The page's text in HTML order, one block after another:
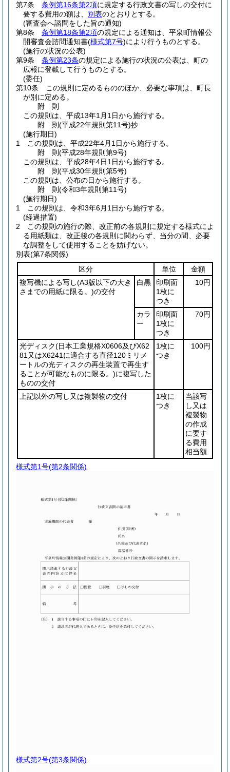
第7条
条例第16条第2項に規定する行政文書の写しの交付に
要する費用の額は、 別表のとおりとする。
(審査会へ諮問をした旨の通知)
第8条
条例第18条第2項の規定による通知は、平泉町情報公
開審査会諮問通知書(様式第7号)により行うものとする。
(施行の状況の公表)
第9条
条例第23条の規定による施行の状況の公表は、町の
広報に登載して行うものとする。
(委任)
第10条
この規則に定めるもののほか、必要な事項は、町長
が別に定める。
附 則
この規則は、平成13年1月1日から施行する。
附 則(平成22年規則第11号)抄
(施行期日)
1
この規則は、平成22年4月1日から施行する。
附 則(平成28年規則第9号)
この規則は、平成28年4日1日から施行する。
附 則(平成30年規則第5号)
この規則は、公布の日から施行する。
附 則(令和3年規則第11号)
(施行期日)
1
この規則は、令和3年6月1日から施行する。
(経過措置)
2
この規則の施行の際、改正前の各規則に規定する様式によ
る用紙類は、改正後の各規則に関わらず、当分の間、必要
な調整をして使用することを妨げない。
別表(第7条関係)
区分
単位
金額
複写機による写し(A3版以下の大き
さまでの用紙に限る。)の交付
白黒
印刷面
1枚に
つき
10円
カラ
ー
印刷面
1枚に
つき
70円
光ディスク(日本工業規格X0606及びX62
81又はX6241に適合する直径120ミリメ
ートルの光ディスクの再生装置で再生す
ることが可能なものに限る。)に複写した
ものの交付
1枚に
つき
100円
上記以外の写し又は複製物の交付
1枚に
つき
当該写
し又は
複製物
の作成
に要す
る費用
相当額
様式第1号(第2条関係)
様式第2号(第3条関係)